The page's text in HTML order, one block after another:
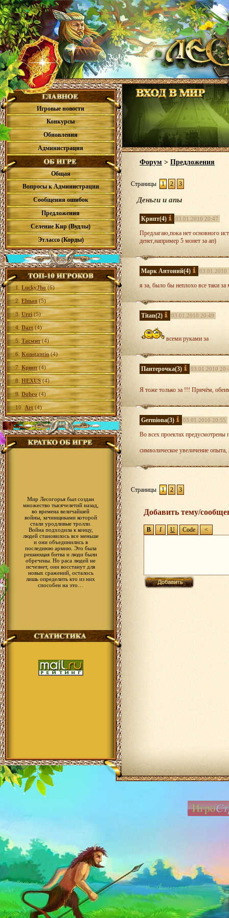
Игровые новости
Конкурсы
Обновления
Администрация
Общая
Вопросы к Администрации
Сообщения ошибок
Предложения
Селение Кир (Вудлы)
Этлассо (Корды)
1. LuckyJho (6)
2. Elman(5)
3. Urri (5)
4. Dart (4)
5. Тасмит(4)
6. Konstantin(4)
7. Крипт(4)
8. HEXUS(4)
9. Dobro(4)
10. Art (4)
Мир Лесогорья был создан
множество тысячелетий назад,
во времена величайшей
войны, зачинщиками которой
стали уродливые тролли.
Война подходила к концу,
людей становилось все меньше
и они объединились в
последнюю армию. Это была
решающая битва и люди были
обречены. Но раса людей не
исчезнет, они восстанут для
новых сражений, осталось
лишь определить кто из них
способен на это…
Форум > Предложения
Страницы 1 2 3
Деньги и апы
Крипт(4) 03.01.2010 20:47
Предлагаю,пока нет основного
денег,например 5 монет за ап)
Марк Антоний(4) 03.01.2010
я за, было бы неплохо все таки за
Titan(2) 03.01.2010 20:49
всеми руками за
Пантерочка(3) 03.01.2010
Я тоже только за !!! Причём,
Germiona(3) 03.01.2010 20:55
Во всех проектах предусмотрены
символическое увеличение
Страницы 1 2 3
Добавить тему/